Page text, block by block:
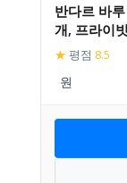
반다르 바
개, 프라이
★ 평점 8.5